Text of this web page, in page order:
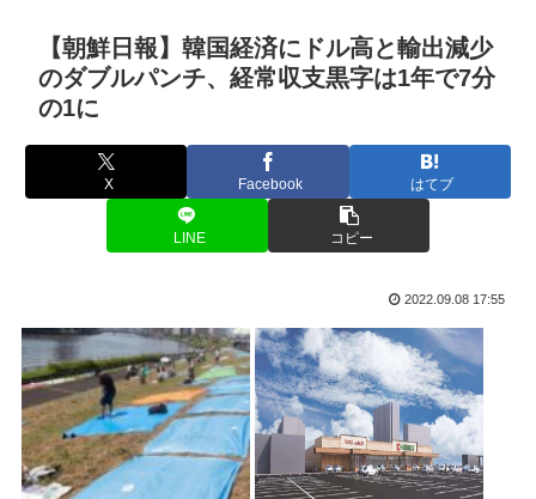
【最大9連休】お盆休みスタート 熊本地震で大分の温泉キャン
セル相...
【衝撃】自転車屋でボッタクられた結果www
靖国神社が境内での軍服コスプレ禁止を発表 愛国界隈大絶賛
【画像】ボーイッシュ、首から下は ただのメス♡♡♡♡
「タトゥー入れてる奴は全員バカです」「すごい民度低い」こ
おっさんのハーフパンツ、否定派が7割。女性「おっさんのす
ね毛なん...
ケンモメンが"あえて"結婚をしない理由ってなんなの？
【画像】俺、ローカルAIでイケメンをすっぽんぽんにしてしま
【画像】オッサン「よーし、GANTZのコスプレしてコミケ行
くかー...
被爆者さん「わしがケロイドになる前はキムタクそっくりたっ
たんじゃ...
法定速度絶対守るマン、どんなに見通しの良い道路でも40～
【朝鮮日報】韓国経済にドル高と輸出減少
のダブルパンチ、経常収支黒字は1年で7分
の1に
X Facebook はてブ
LINE コピー
2022.09.08 17:55